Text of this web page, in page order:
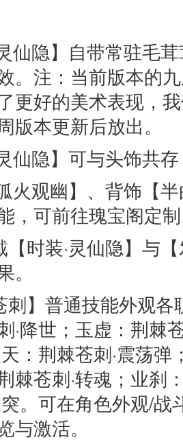
仙隐】自带常驻毛
。注：当前版本的
更好的美术表现，
版本更新后放出。
仙隐】可与头饰共
火观幽】、背饰【
，可前往瑰宝阁定
【时装·灵仙隐】与
刺】普通技能外观
·降世；玉虚：荆棘
：荆棘苍刺·震荡弹
棘苍刺·转魂；业刹
。可在角色外观/
与激活。